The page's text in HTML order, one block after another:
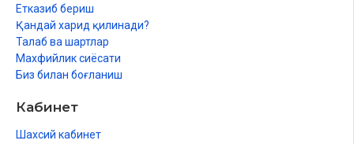
Етказиб бериш
Қандай харид қилинади?
Талаб ва шартлар
Махфийлик сиёсати
Биз билан боғланиш
Кабинет
Шахсий кабинет